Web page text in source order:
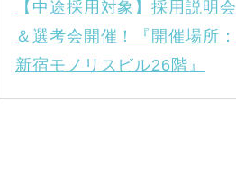
【中途採用対象】採用説明会
＆選考会開催！『開催場所：
新宿モノリスビル26階』